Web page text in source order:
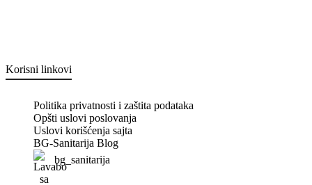
Korisni linkovi
Politika privatnosti i zaštita podataka
Opšti uslovi poslovanja
Uslovi korišćenja sajta
BG-Sanitarija Blog
bg_sanitarija